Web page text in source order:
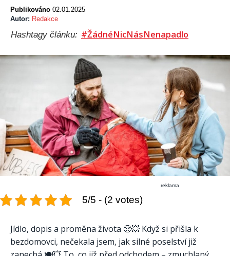
Publikováno 02.01.2025
Autor: Redakce
Hashtagy článku: #ŽádnéNicNásNenapadlo
reklama
5/5 - (2 votes)
Jídlo, dopis a proměna života 🥺💥 Když si přišla k
bezdomovci, nečekala jsem, jak silné poselství již